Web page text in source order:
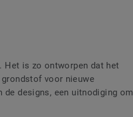
Het is zo ontworpen dat het
voor nieuwe
designs, een uitnodiging om